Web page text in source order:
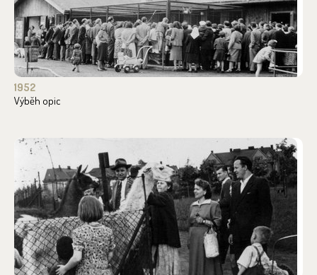
1952
Výběh opic